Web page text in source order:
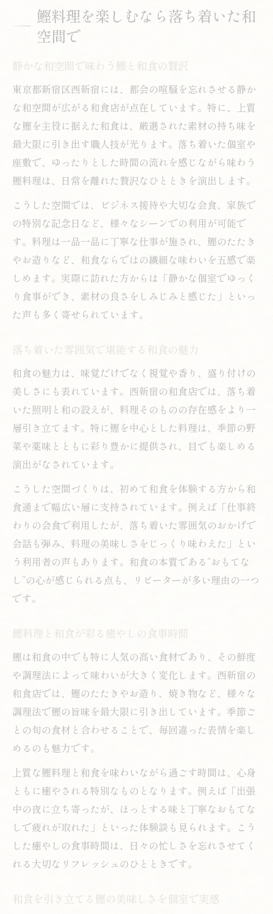
鰹料理を楽しむなら落ち着いた和
空間で
静かな和空間で味わう鰹と和食の贅沢
東京都新宿区西新宿には、都会の喧騒を忘れさせる静か
な和空間が広がる和食店が点在しています。特に、上質
な鰹を主役に据えた和食は、厳選された素材の持ち味を
最大限に引き出す職人技が光ります。落ち着いた個室や
座敷で、ゆったりとした時間の流れを感じながら味わう
鰹料理は、日常を離れた贅沢なひとときを演出します。
こうした空間では、ビジネス接待や大切な会食、家族で
の特別な記念日など、様々なシーンでの利用が可能で
す。料理は一品一品に丁寧な仕事が施され、鰹のたたき
やお造りなど、和食ならではの繊細な味わいを五感で楽
しめます。実際に訪れた方からは「静かな個室でゆっく
り食事ができ、素材の良さをしみじみと感じた」といっ
た声も多く寄せられています。
落ち着いた雰囲気で堪能する和食の魅力
和食の魅力は、味覚だけでなく視覚や香り、盛り付けの
美しさにも表れています。西新宿の和食店では、落ち着
いた照明と和の設えが、料理そのものの存在感をより一
層引き立てます。特に鰹を中心とした料理は、季節の野
菜や薬味とともに彩り豊かに提供され、目でも楽しめる
演出がなされています。
こうした空間づくりは、初めて和食を体験する方から和
食通まで幅広い層に支持されています。例えば「仕事終
わりの会食で利用したが、落ち着いた雰囲気のおかげで
会話も弾み、料理の美味しさをじっくり味わえた」とい
う利用者の声もあります。和食の本質である“おもてな
し”の心が感じられる点も、リピーターが多い理由の一つ
です。
鰹料理と和食が彩る癒やしの食事時間
鰹は和食の中でも特に人気の高い食材であり、その鮮度
や調理法によって味わいが大きく変化します。西新宿の
和食店では、鰹のたたきやお造り、焼き物など、様々な
調理法で鰹の旨味を最大限に引き出しています。季節ご
との旬の食材と合わせることで、毎回違った表情を楽し
めるのも魅力です。
上質な鰹料理と和食を味わいながら過ごす時間は、心身
ともに癒やされる特別なものとなります。例えば「出張
中の夜に立ち寄ったが、ほっとする味と丁寧なおもてな
しで疲れが取れた」といった体験談も見られます。こう
した癒やしの食事時間は、日々の忙しさを忘れさせてく
れる大切なリフレッシュのひとときです。
和食を引き立てる鰹の美味しさを個室で実感